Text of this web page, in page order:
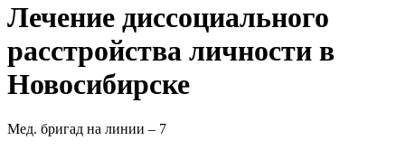
Лечение диссоциального
расстройства личности в
Новосибирске
Мед. бригад на линии – 7